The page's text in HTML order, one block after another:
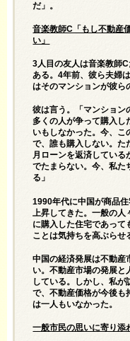
だ」。
音楽教師C「もし不動産
い」
3人目の友人は音楽教師
ある。4年前、彼ら夫婦
はそのマンションが彼ら
彼は言う。「マンション
多くの人が争って購入し
いもしなかった。今、こ
で、誰も購入しない。た
月ローンを返済している
でたまらない。今、私た
る」
1990年代に中国が商品
上昇してきた。一般の
に購入した住宅であって
ことは気持ちを高ぶらせ
中国の経済発展は不動産
い。不動産市場の発展と
している。しかし、私が
で、不動産価格が今後も
は一人もいなかった。
一般市民の思いに寄り添